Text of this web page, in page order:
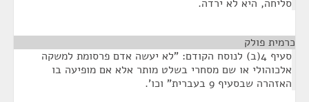
סליחה, היא לא ירדה.
כרמית פולק
סעיף 4(ב) לנוסח הקודם: "לא יעשה אדם פרסומת למשקה
אלכוהולי או שם מסחרי בשלט מותר אלא אם מופיעה בו
האזהרה שבסעיף 9 בעברית" וכו'.